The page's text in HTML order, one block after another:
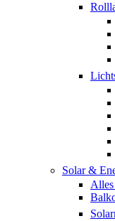
Solar &
Alles